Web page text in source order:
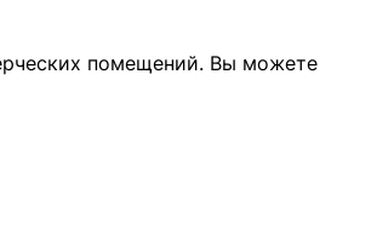
помещений. Вы можете